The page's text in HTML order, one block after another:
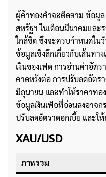
ผู้ค้าทองคำจะติดตาม ข้อมูล
สหรัฐฯ ในเดือนมีนาคมและ
ใกล้ชิด ซึ่งจะครบกำหนดใน
ข้อมูลเชิงลึกเกี่ยวกับเส้นทา
เงินของเฟด การอ่านค่าอัต
คาดหวังต่อ การปรับลดอัตร
มิถุนายน และทำให้ราคาทอ
ข้อมูลเงินเฟ้อที่อ่อนลงอาจก
ปรับลดอัตราดอกเบี้ย และใ
XAU/USD
ภาพรวม